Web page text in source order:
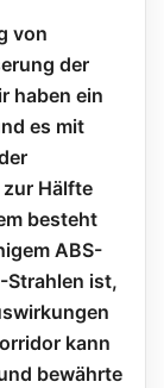
von
der
haben ein
es mit
zur Hälfte
besteht
ABS-
Strahlen ist,
kann
bewährte